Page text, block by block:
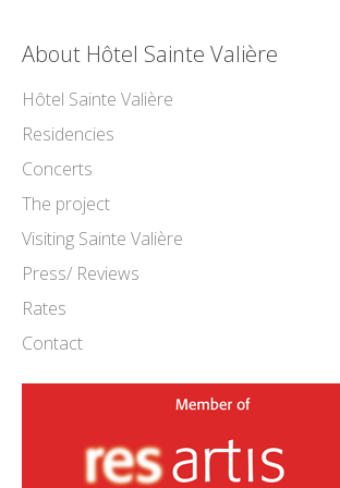
About Hôtel Sainte Valière
Hôtel Sainte Valière
Residencies
Concerts
The project
Visiting Sainte Valière
Press/ Reviews
Rates
Contact